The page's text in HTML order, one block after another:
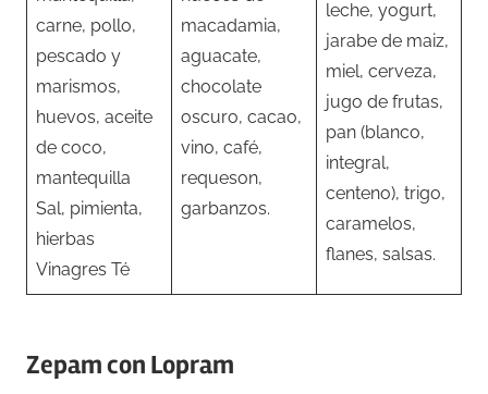
carne, pollo,
pescado y
marismos,
huevos, aceite
de coco,
mantequilla
Sal, pimienta,
hierbas
Vinagres Té
macadamia,
aguacate,
chocolate
oscuro, cacao,
vino, café,
requeson,
garbanzos.
leche, yogurt,
jarabe de maiz,
miel, cerveza,
jugo de frutas,
pan (blanco,
integral,
centeno), trigo,
caramelos,
flanes, salsas.
Zepam con Lopram